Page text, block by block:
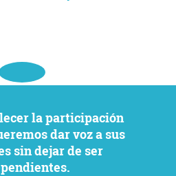
dar voz a sus
sin dejar de ser